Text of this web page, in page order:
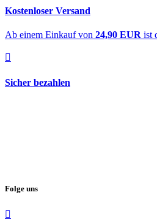
Kostenloser Versand
Ab einem Einkauf von 24,90 EUR ist
Sicher bezahlen
Folge uns